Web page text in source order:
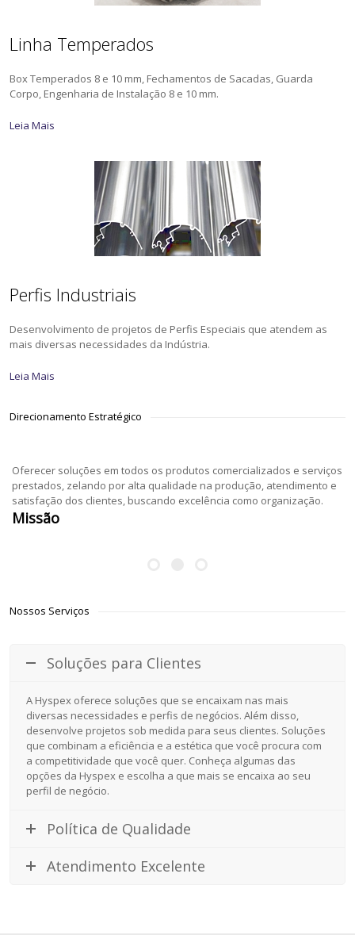
Linha Temperados
Box Temperados 8 e 10 mm, Fechamentos de Sacadas, Guarda
Corpo, Engenharia de Instalação 8 e 10 mm.
Leia Mais
Perfis Industriais
Desenvolvimento de projetos de Perfis Especiais que atendem as
mais diversas necessidades da Indústria.
Leia Mais
Direcionamento Estratégico
Oferecer soluções em todos os produtos comercializados e serviços
prestados, zelando por alta qualidade na produção, atendimento e
satisfação dos clientes, buscando excelência como organização.
Missão
Nossos Serviços
Soluções para Clientes
A Hyspex oferece soluções que se encaixam nas mais
diversas necessidades e perfis de negócios. Além disso,
desenvolve projetos sob medida para seus clientes. Soluções
que combinam a eficiência e a estética que você procura com
a competitividade que você quer. Conheça algumas das
opções da Hyspex e escolha a que mais se encaixa ao seu
perfil de negócio.
Política de Qualidade
Atendimento Excelente